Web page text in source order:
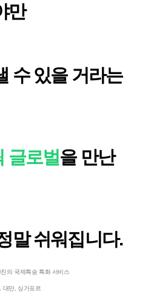
만
수 있을 거라는
글로벌을 만난
말 쉬워집니다.
의 국제특송 특화 서비스
대만, 싱가포르